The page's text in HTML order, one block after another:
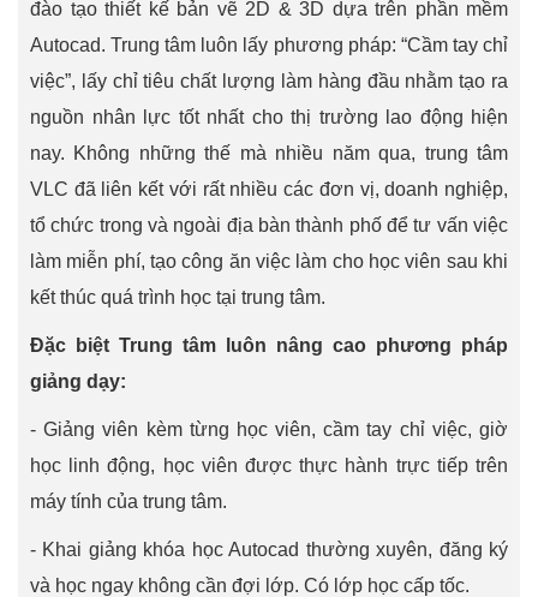
đào tạo thiết kế bản vẽ 2D & 3D dựa trên phần mềm
Autocad. Trung tâm luôn lấy phương pháp: “Cầm tay chỉ
việc”, lấy chỉ tiêu chất lượng làm hàng đầu nhằm tạo ra
nguồn nhân lực tốt nhất cho thị trường lao động hiện
nay. Không những thế mà nhiều năm qua, trung tâm
VLC đã liên kết với rất nhiều các đơn vị, doanh nghiệp,
tổ chức trong và ngoài địa bàn thành phố để tư vấn việc
làm miễn phí, tạo công ăn việc làm cho học viên sau khi
kết thúc quá trình học tại trung tâm.
Đặc biệt Trung tâm luôn nâng cao phương pháp
giảng dạy:
- Giảng viên kèm từng học viên, cầm tay chỉ việc, giờ
học linh động, học viên được thực hành trực tiếp trên
máy tính của trung tâm.
- Khai giảng khóa học Autocad thường xuyên, đăng ký
và học ngay không cần đợi lớp. Có lớp học cấp tốc.